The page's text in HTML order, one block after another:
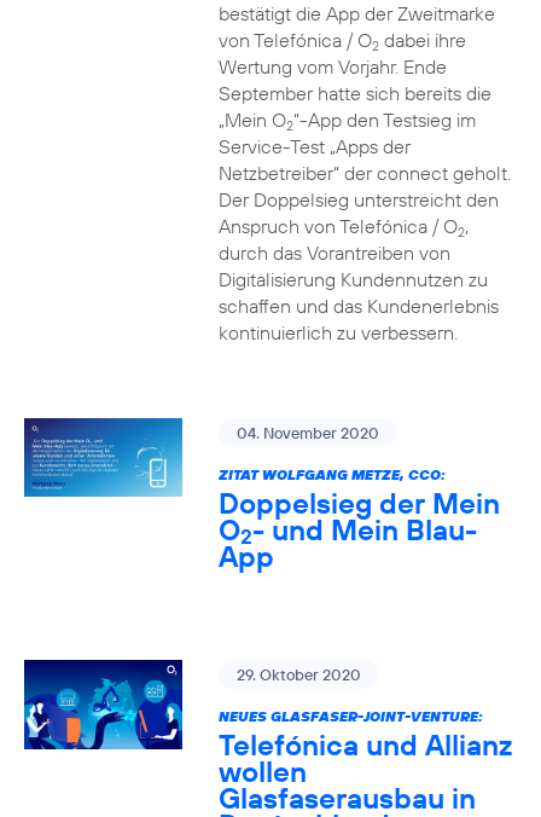
bestätigt die App der Zweitmarke
von Telefónica / O2dabei ihre
Wertung vom Vorjahr. Ende
September hatte sich bereits die
„Mein O2“-App den Testsieg im
Service-Test „Apps der
Netzbetreiber“ der connect geholt.
Der Doppelsieg unterstreicht den
Anspruch von Telefónica / O2,
durch das Vorantreiben von
Digitalisierung Kundennutzen zu
schaffen und das Kundenerlebnis
kontinuierlich zu verbessern.
04. November 2020
ZITAT WOLFGANG METZE, CCO:
Doppelsieg der Mein
O2- und Mein Blau-
App
29. Oktober 2020
NEUES GLASFASER-JOINT-VENTURE:
Telefónica und Allianz
wollen
Glasfaserausbau in